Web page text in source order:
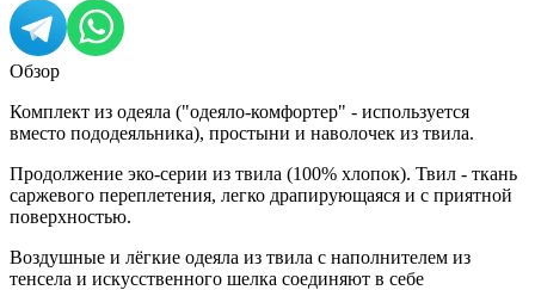
Обзор
Комплект из одеяла ("одеяло-комфортер" - используется
вместо пододеяльника), простыни и наволочек из твила.
Продолжение эко-серии из твила (100% хлопок). Твил - ткань
саржевого переплетения, легко драпирующаяся и с приятной
поверхностью.
Воздушные и лёгкие одеяла из твила с наполнителем из
тенсела и искусственного шелка соединяют в себе